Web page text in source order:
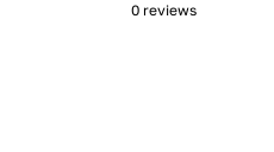
0 reviews